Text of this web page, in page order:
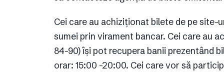
Cei care au achiziționat bilete de pe site-
sumei prin virament bancar. Cei care au
84-90) își pot recupera banii prezentând
orar: 15:00 -20:00. Cei care vor să